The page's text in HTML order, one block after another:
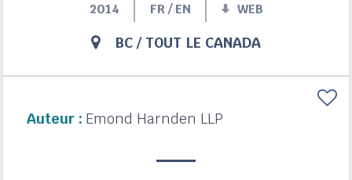
2014 FR / EN WEB
BC / TOUT LE CANADA
Auteur : Emond Harnden LLP